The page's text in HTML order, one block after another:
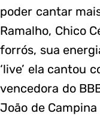
poder cantar
Ramalho, Chico
forrós, sua
‘live’ ela cantou
vencedora do
João de Campina